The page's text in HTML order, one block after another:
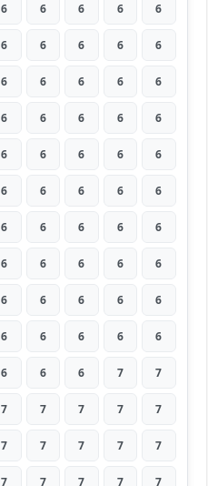
6 6 6 6 6
6 6 6 6 6
6 6 6 6 6
6 6 6 6 6
6 6 6 6 6
6 6 6 6 6
6 6 6 6 6
6 6 6 6 6
6 6 6 6 6
6 6 6 6 6
6 6 6 7 7
7 7 7 7 7
7 7 7 7 7
7 7 7 7 7